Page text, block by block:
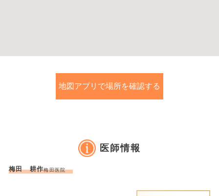
地図アプリで場所を確認する
医師情報
梅田 耕作梅田医院